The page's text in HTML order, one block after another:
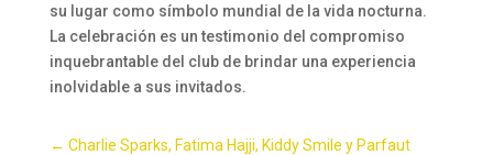
su lugar como símbolo mundial de la vida nocturna.
La celebración es un testimonio del compromiso
inquebrantable del club de brindar una experiencia
inolvidable a sus invitados.
← Charlie Sparks, Fatima Hajji, Kiddy Smile y Parfaut